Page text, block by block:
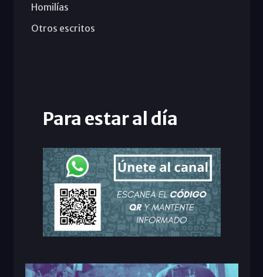
Homilías
Otros escritos
Para estar al día